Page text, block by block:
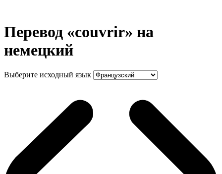
Перевод «couvrir» на
немецкий
Выберите исходный язык